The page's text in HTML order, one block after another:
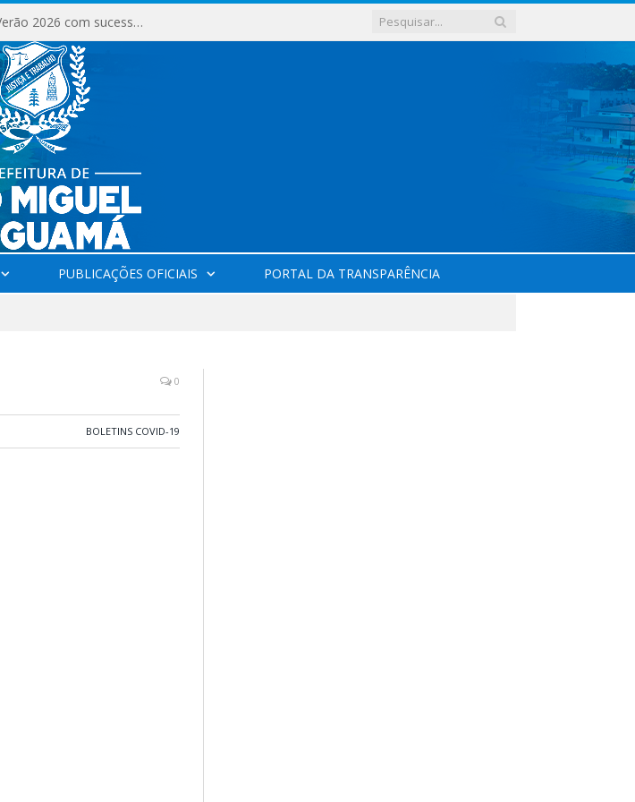
São Miguel do Guamá encerra os Jogos de Verão 2026 com sucesso de público e competições.
PUBLICAÇÕES OFICIAIS PORTAL DA TRANSPARÊNCIA
0
BOLETINS COVID-19